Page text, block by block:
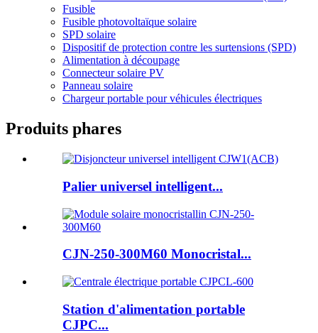
Fusible
Fusible photovoltaïque solaire
SPD solaire
Dispositif de protection contre les surtensions (SPD)
Alimentation à découpage
Connecteur solaire PV
Panneau solaire
Chargeur portable pour véhicules électriques
Produits phares
Palier universel intelligent...
CJN-250-300M60 Monocristal...
Station d'alimentation portable
CJPC...